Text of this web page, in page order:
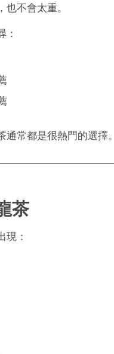
也不會太重。
：
通常都是很熱門的選擇。
茶
現：